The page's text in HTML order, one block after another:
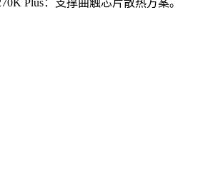
Plus：支撑曲触芯片散热方案。